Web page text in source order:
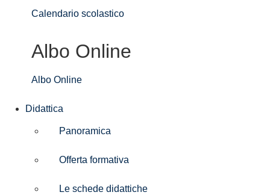
Calendario scolastico
Albo Online
Albo Online
Didattica
Panoramica
Offerta formativa
Le schede didattiche